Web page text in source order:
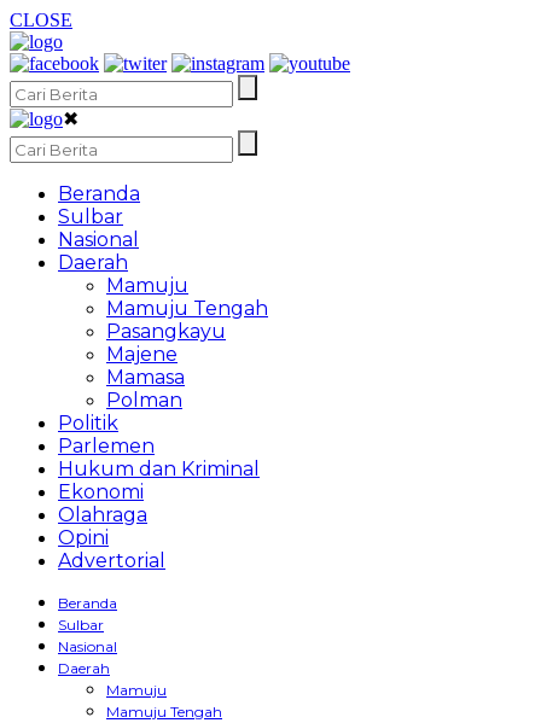
CLOSE
✖
Beranda
Sulbar
Nasional
Daerah
Mamuju
Mamuju Tengah
Pasangkayu
Majene
Mamasa
Polman
Politik
Parlemen
Hukum dan Kriminal
Ekonomi
Olahraga
Opini
Advertorial
Beranda
Sulbar
Nasional
Daerah
Mamuju
Mamuju Tengah